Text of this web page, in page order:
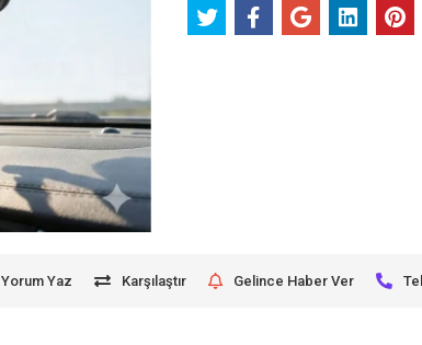
Yorum Yaz Karşılaştır Gelince Haber Ver